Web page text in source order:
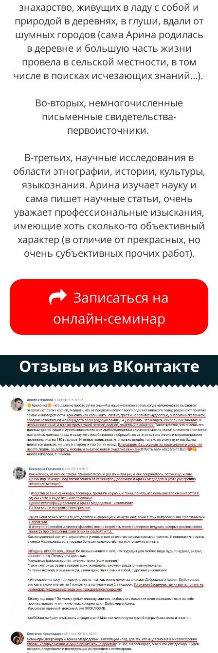
знахарство, живущих в ладу с собой и
природой в деревнях, в глуши, вдали от
шумных городов (сама Арина родилась
в деревне и большую часть жизни
провела в сельской местности, в том
числе в поисках исчезающих знаний...).
Во-вторых, немногочисленные
письменные свидетельства-
первоисточники.
В-третьих, научные исследования в
области этнографии, истории, культуры,
языкознания. Арина изучает науку и
сама пишет научные статьи, очень
уважает профессиональные изыскания,
имеющие хоть сколько-то объективный
характер (в отличие от прекрасных, но
очень субъективных прочих работ).
Записаться на
онлайн-семинар
Отзывы из ВКонтакте